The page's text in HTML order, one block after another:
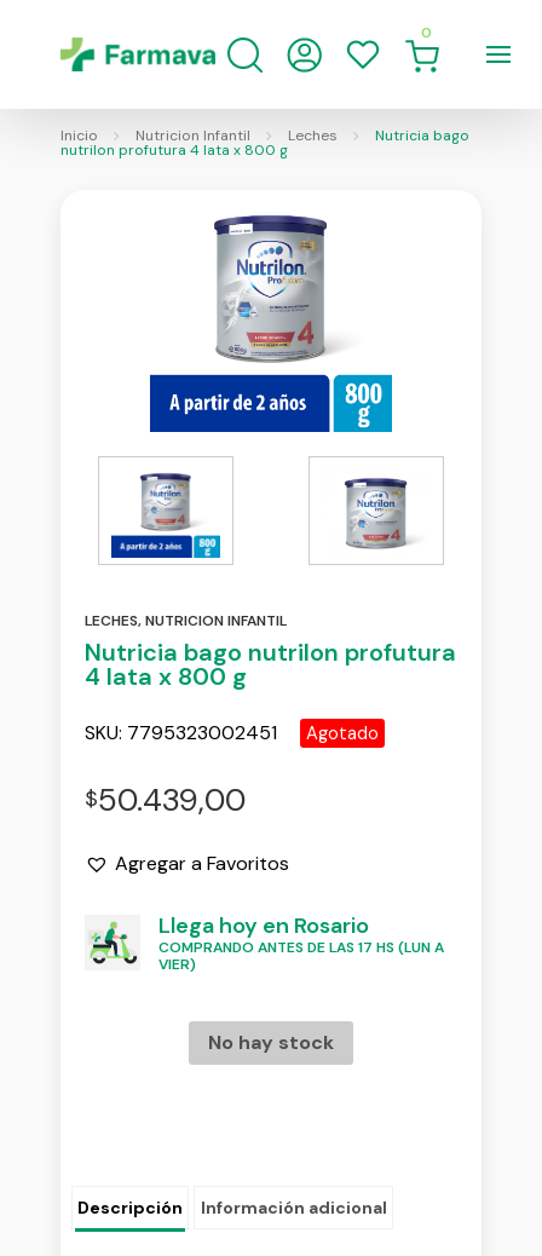
0
Inicio Nutricion Infantil Leches Nutricia bago
nutrilon profutura 4 lata x 800 g
LECHES,NUTRICION INFANTIL
Nutricia bago nutrilon profutura
4 lata x 800 g
SKU: 7795323002451 Agotado
$50.439,00
Agregar a Favoritos
Llega hoy en Rosario
COMPRANDO ANTES DE LAS 17 HS (LUN A
VIER)
No hay stock
Descripción Información adicional